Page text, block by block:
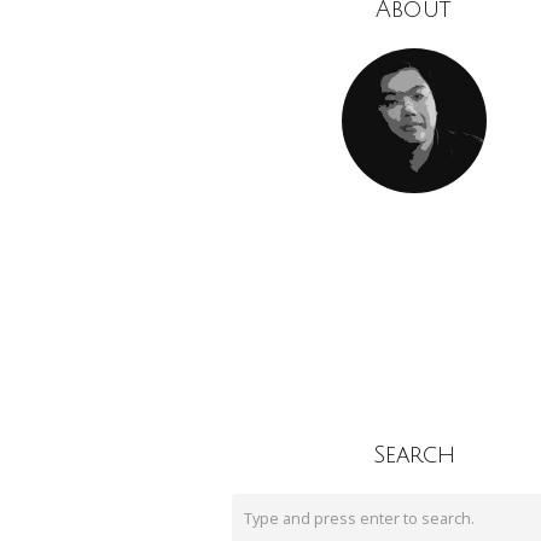
About
Search